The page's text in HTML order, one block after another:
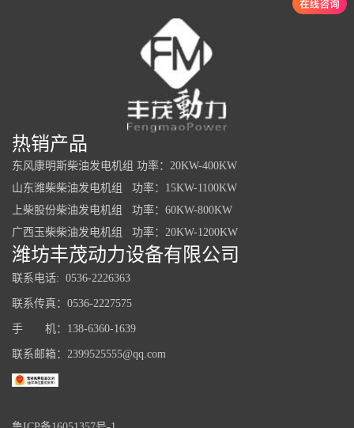
热销产品
东风康明斯柴油发电机组 功率：20KW-400KW
山东潍柴柴油发电机组 功率：15KW-1100KW
上柴股份柴油发电机组 功率：60KW-800KW
广西玉柴柴油发电机组 功率：20KW-1200KW
潍坊丰茂动力设备有限公司
联系电话: 0536-2226363
联系传真：0536-2227575
手 机：138-6360-1639
联系邮箱：2399525555@qq.com